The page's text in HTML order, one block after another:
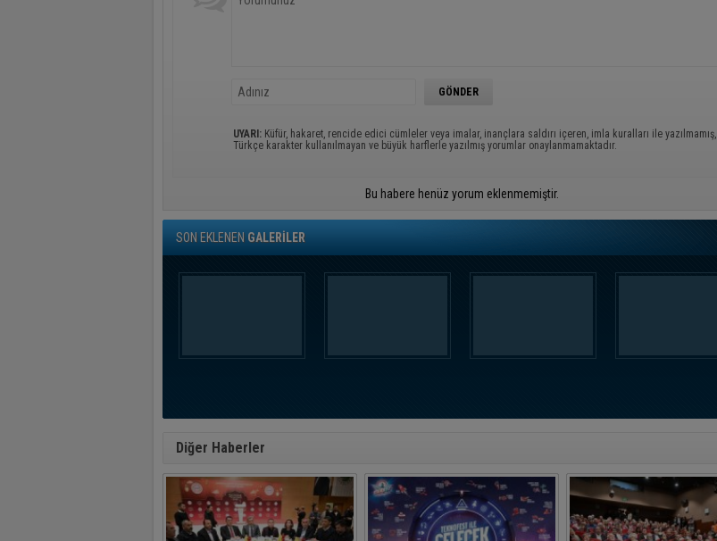
UYARI: Küfür, hakaret, rencide edici cümleler veya imalar, inançlara saldırı içeren, imla kuralları ile yazılmamış,
Türkçe karakter kullanılmayan ve büyük harflerle yazılmış yorumlar onaylanmamaktadır.
Bu habere henüz yorum eklenmemiştir.
SON EKLENEN GALERİLER
Diğer Haberler